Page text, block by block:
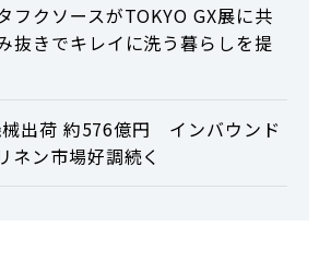
フクソースがTOKYO GX展に共
きでキレイに洗う暮らしを提
出荷 約576億円 インバウンド
ネン市場好調続く